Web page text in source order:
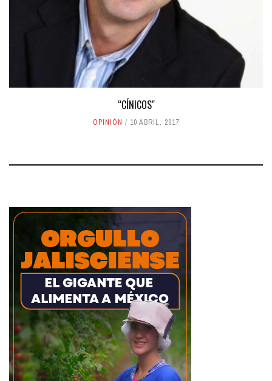
“CÍNICOS"
OPINIÓN 10 ABRIL, 2017